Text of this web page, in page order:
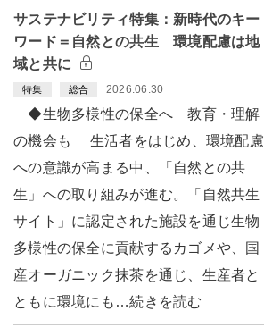
サステナビリティ特集：新時代のキー
ワード＝自然との共生 環境配慮は地
域と共に
特集 総合 2026.06.30
◆生物多様性の保全へ 教育・理解
の機会も 生活者をはじめ、環境配慮
への意識が高まる中、「自然との共
生」への取り組みが進む。「自然共生
サイト」に認定された施設を通じ生物
多様性の保全に貢献するカゴメや、国
産オーガニック抹茶を通じ、生産者と
ともに環境にも…続きを読む